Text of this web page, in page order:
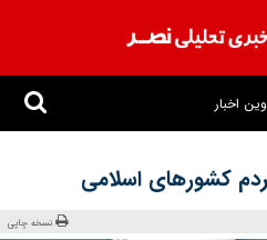
اخبار
کشورهای اسلامی
نسخه چاپی